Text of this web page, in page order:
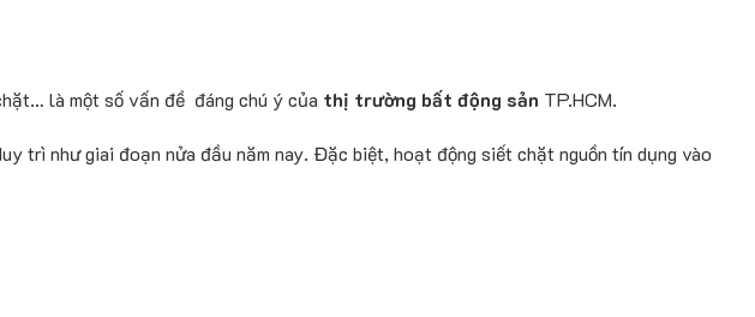
là một số vấn đề đáng chú ý của thị trường bất động sản TP.HCM.
trì như giai đoạn nửa đầu năm nay. Đặc biệt, hoạt động siết chặt nguồn tín dụng vào